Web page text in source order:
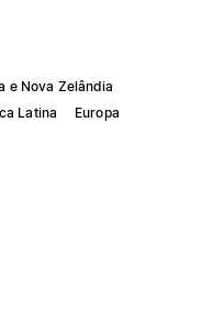
e Nova Zelândia
Latina
Europa